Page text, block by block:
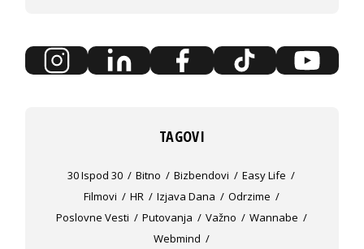
TAGOVI
30 Ispod 30 Bitno Bizbendovi
Easy Life
Filmovi
HR Izjava Dana
Odrzime
Poslovne Vesti
Putovanja Važno
Wannabe
Webmind